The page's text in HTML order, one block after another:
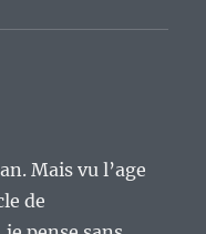
Mais vu l’age
de